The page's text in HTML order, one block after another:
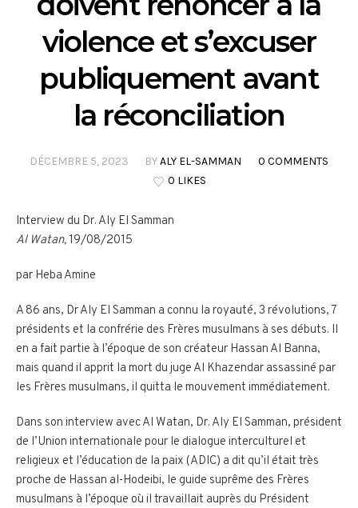
violence et s’excuser
publiquement avant
la réconciliation
DÉCEMBRE 5, 2023 BYALY EL-SAMMAN
0 COMMENTS
0 LIKES
Interview du Dr. Aly El Samman
Al Watan, 19/08/2015
par Heba Amine
A 86 ans, Dr Aly El Samman a connu la royauté, 3 révolutions, 7
présidents et la confrérie des Frères musulmans à ses débuts. Il
en a fait partie à l’époque de son créateur Hassan Al Banna,
mais quand il apprit la mort du juge Al Khazendar assassiné par
les Frères musulmans, il quitta le mouvement immédiatement.
Dans son interview avec Al Watan, Dr. Aly El Samman, président
de l’Union internationale pour le dialogue interculturel et
religieux et l’éducation de la paix (ADIC) a dit qu’il était très
proche de Hassan al-Hodeibi, le guide suprême des Frères
musulmans à l’époque où il travaillait auprès du Président